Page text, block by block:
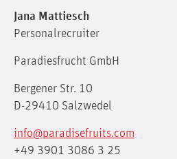
Jana Mattiesch
Personalrecruiter
Paradiesfrucht GmbH
Bergener Str. 10
D-29410 Salzwedel
info@paradisefruits.com
+49 3901 3086 3 25